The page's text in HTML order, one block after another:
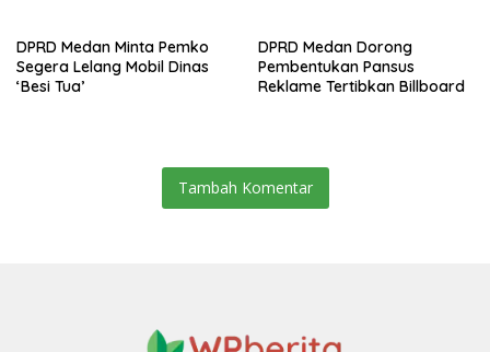
DPRD Medan Minta Pemko
Segera Lelang Mobil Dinas
‘Besi Tua’
DPRD Medan Dorong
Pembentukan Pansus
Reklame Tertibkan Billboard
Tambah Komentar